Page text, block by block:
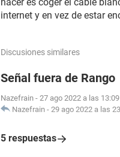
internet y en vez de estar
Discusiones similares
Señal fuera de Rango
Nazefrain - 27 ago 2022 a las 13:09
Nazefrain - 29 ago 2022 a las
5 respuestas